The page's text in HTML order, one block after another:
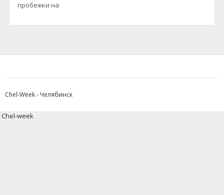
пробежки на
Chel-Week - Челябинск
Chel-week